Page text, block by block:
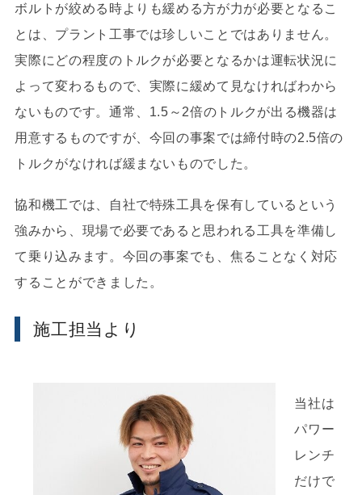
ボルトが絞める時よりも緩める方が力が必要となるこ
とは、プラント工事では珍しいことではありません。
実際にどの程度のトルクが必要となるかは運転状況に
よって変わるもので、実際に緩めて見なければわから
ないものです。通常、1.5～2倍のトルクが出る機器は
用意するものですが、今回の事案では締付時の2.5倍の
トルクがなければ緩まないものでした。
協和機工では、自社で特殊工具を保有しているという
強みから、現場で必要であると思われる工具を準備し
て乗り込みます。今回の事案でも、焦ることなく対応
することができました。
施工担当より
当社は
パワー
レンチ
だけで